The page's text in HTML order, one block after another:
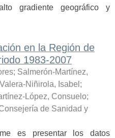
gradiente geográfico y
en la Región de
1983-2007
; Salmerón-Martínez,
Valera-Niñirola, Isabel ;
López, Consuelo;
de Sanidad y
es presentar los datos